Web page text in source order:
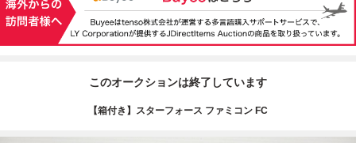
このオークションは終了しています
【箱付き】スターフォース ファミコン FC